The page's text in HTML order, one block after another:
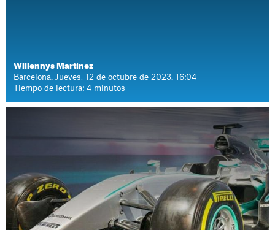
Willennys Martínez
Barcelona. Jueves, 12 de octubre de 2023. 16:04
Tiempo de lectura: 4 minutos